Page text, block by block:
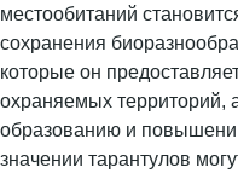
местообитаний
сохранения
которые он
охраняемых территорий,
образованию и
значении тарантулов